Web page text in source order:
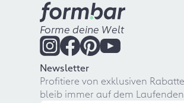
Forme deine Welt
Newsletter
Profitiere von exklusiven
bleib immer auf dem